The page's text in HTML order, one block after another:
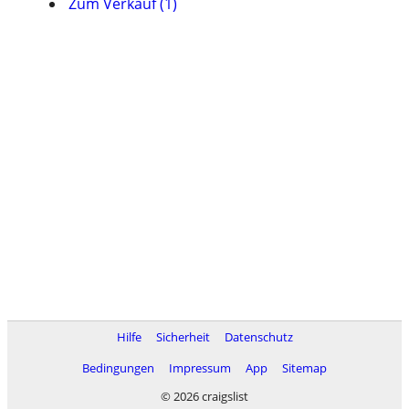
Hilfe Sicherheit
Datenschutz
Bedingungen
Impressum App
Sitemap
© 2026 craigslist